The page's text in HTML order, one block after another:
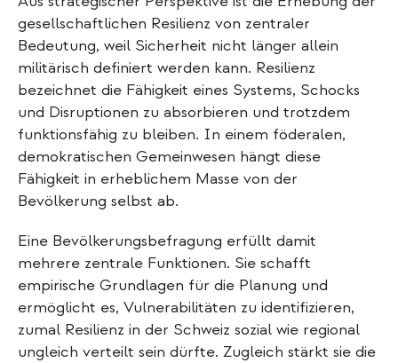
gesellschaftlichen Resilienz von zentraler
Bedeutung, weil Sicherheit nicht länger allein
militärisch definiert werden kann. Resilienz
bezeichnet die Fähigkeit eines Systems, Schocks
und Disruptionen zu absorbieren und trotzdem
funktionsfähig zu bleiben. In einem föderalen,
demokratischen Gemeinwesen hängt diese
Fähigkeit in erheblichem Masse von der
Bevölkerung selbst ab.
Eine Bevölkerungsbefragung erfüllt damit
mehrere zentrale Funktionen. Sie schafft
empirische Grundlagen für die Planung und
ermöglicht es, Vulnerabilitäten zu identifizieren,
zumal Resilienz in der Schweiz sozial wie regional
ungleich verteilt sein dürfte. Zugleich stärkt sie die